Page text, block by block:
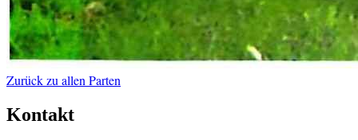
Zurück zu allen Parten
Kontakt